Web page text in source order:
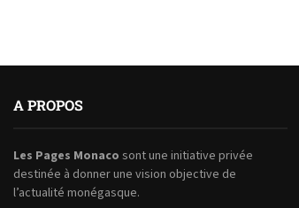
A PROPOS
Les Pages Monaco sont une initiative privée
destinée à donner une vision objective de
l’actualité monégasque.